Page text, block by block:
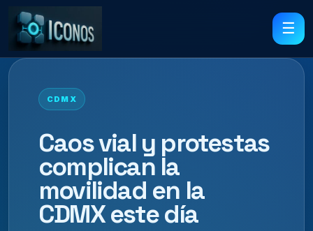
☰
CDMX
Caos vial y protestas
complican la
movilidad en la
CDMX este día